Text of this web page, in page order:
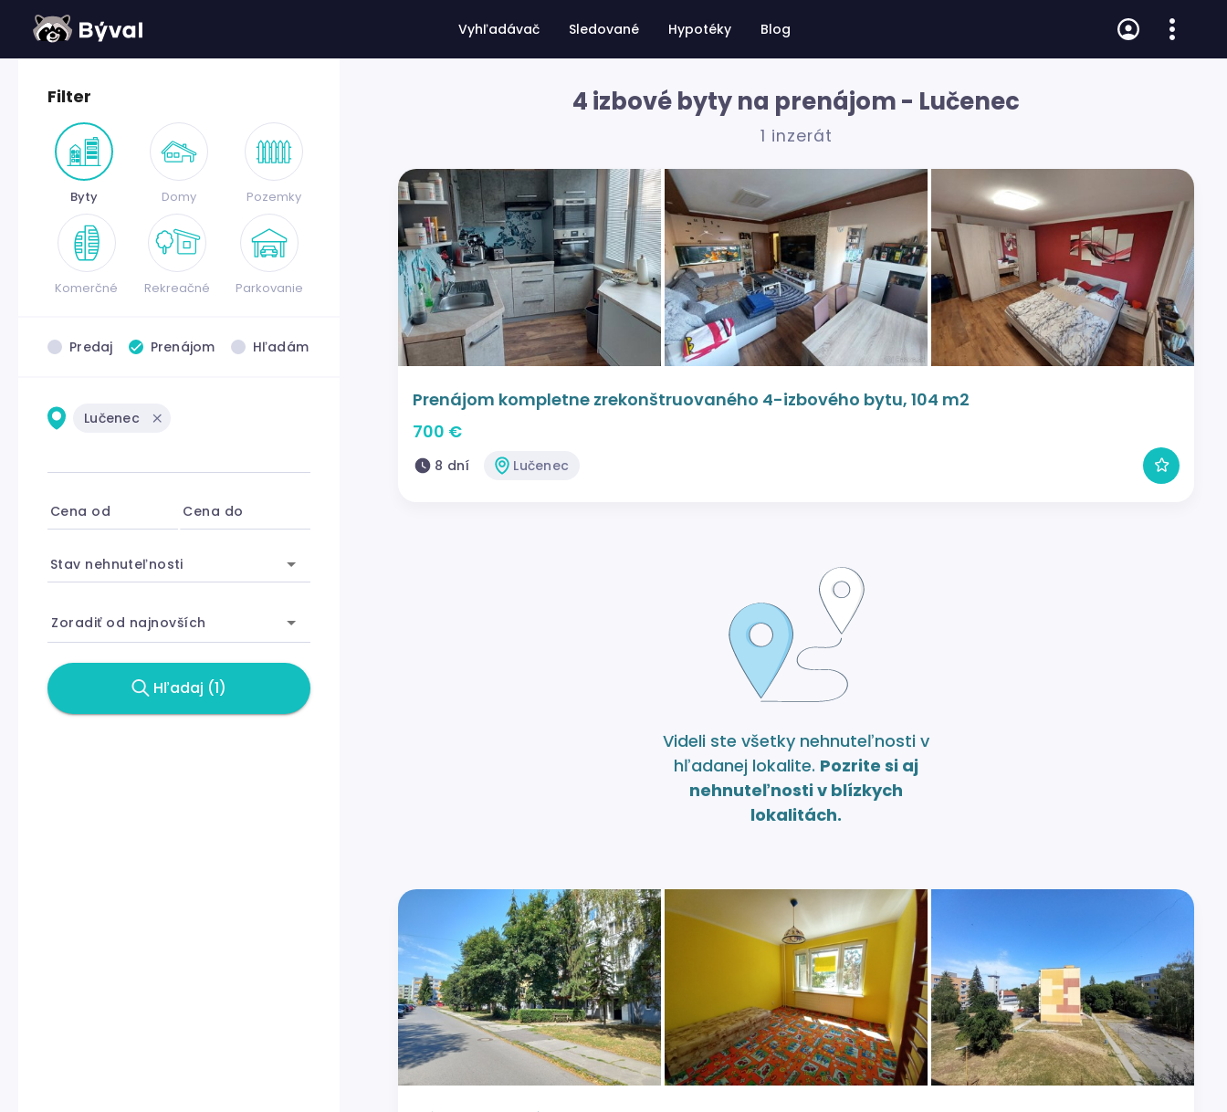
Vyhľadávač Sledované Hypotéky Blog
Filter
Byty Domy Pozemky
Komerčné Rekreačné Parkovanie
Predaj Prenájom Hľadám
Lučenec
Cena od Cena do
Stav nehnuteľnosti
Zoradiť od najnovších
Hľadaj (1)
4 izbové byty na prenájom - Lučenec
1 inzerát
Prenájom kompletne zrekonštruovaného 4-izbového bytu, 104 m2
700 €
8 dní Lučenec
Videli ste všetky nehnuteľnosti v
hľadanej lokalite. Pozrite si aj
nehnuteľnosti v blízkych
lokalitách.